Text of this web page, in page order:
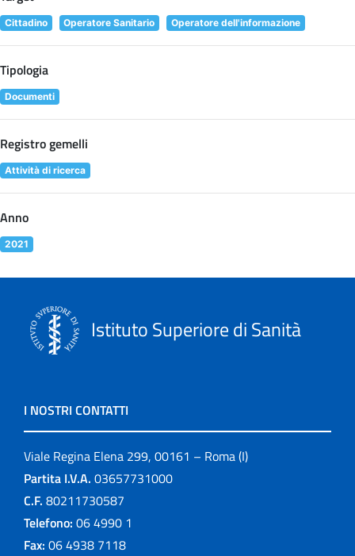
Cittadino Operatore Sanitario Operatore dell'informazione
Tipologia
Documenti
Registro gemelli
Attività di ricerca
Anno
2021
Istituto Superiore di Sanità
I NOSTRI CONTATTI
Viale Regina Elena 299, 00161 – Roma (I)
Partita I.V.A. 03657731000
C.F. 80211730587
Telefono: 06 4990 1
Fax: 06 4938 7118